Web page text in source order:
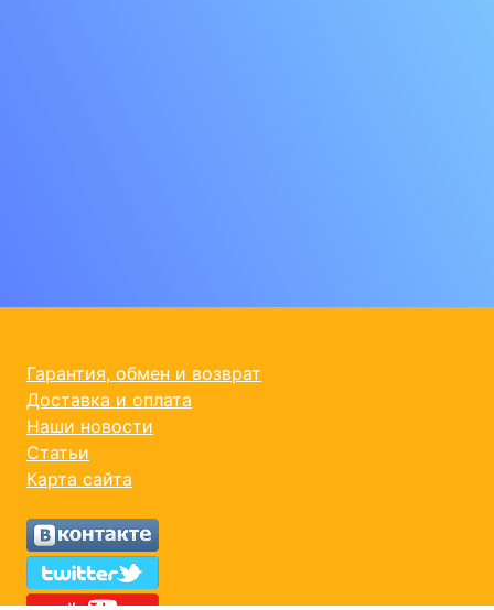
Гарантия, обмен и возврат
Доставка и оплата
Наши новости
Статьи
Карта сайта